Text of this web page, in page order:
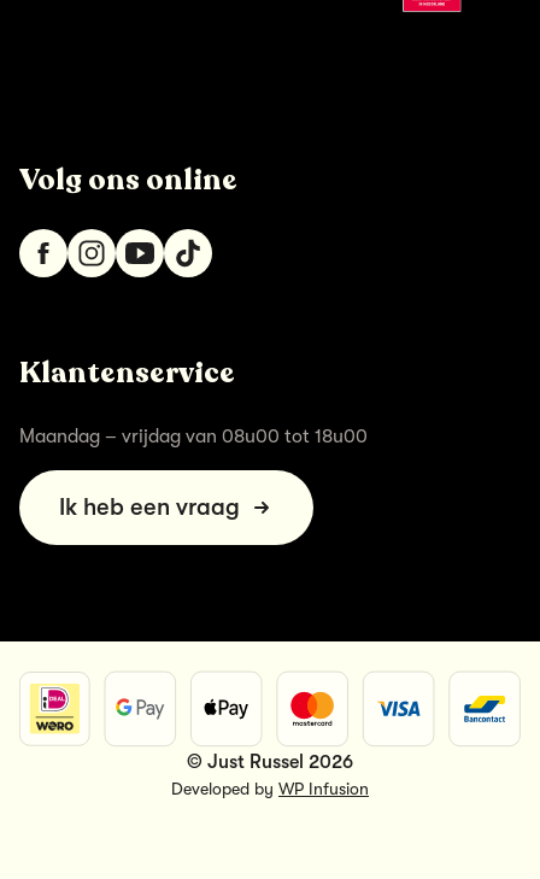
Volg ons online
Klantenservice
Maandag – vrijdag van 08u00 tot 18u00
Ik heb een vraag
© Just Russel 2026
Developed by WP Infusion